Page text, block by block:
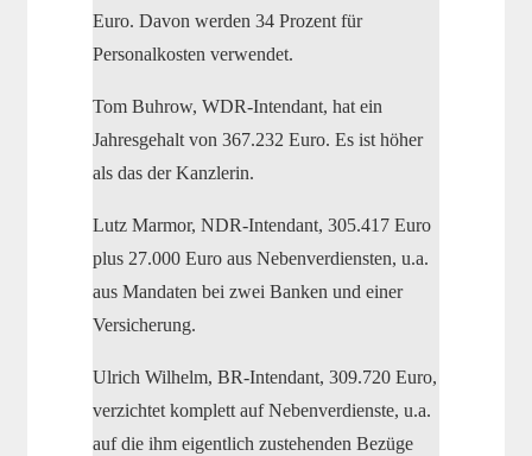
Euro. Davon werden 34 Prozent für
Personalkosten verwendet.
Tom Buhrow, WDR-Intendant, hat ein
Jahresgehalt von 367.232 Euro. Es ist höher
als das der Kanzlerin.
Lutz Marmor, NDR-Intendant, 305.417 Euro
plus 27.000 Euro aus Nebenverdiensten, u.a.
aus Mandaten bei zwei Banken und einer
Versicherung.
Ulrich Wilhelm, BR-Intendant, 309.720 Euro,
verzichtet komplett auf Nebenverdienste, u.a.
auf die ihm eigentlich zustehenden Bezüge